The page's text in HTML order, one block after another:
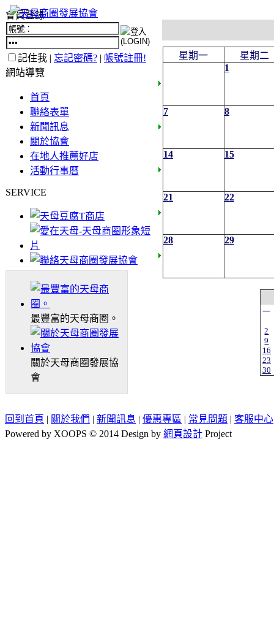
會員登錄
記住我 | 忘記密碼? | 帳號註冊!
網站導覽
首頁
聯絡表單
新聞訊息
關於協會
在地人推薦好店
活動行事曆
SERVICE
最豐富的天母商圈。
關於天母商圈發展協
會
星期一
星期二
1
7 8
14 15
21 22
28 29
一
2
9
16
23
30
回到首頁 | 關於我們 | 新聞訊息 | 優惠專區 | 常見問題 | 客服中心
Powered by XOOPS © 2014 Design by 網頁設計 Project